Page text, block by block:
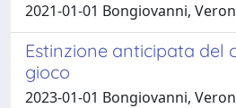
2021-01-01 Bongiovanni,
Estinzione anticipata del
gioco
2023-01-01 Bongiovanni,